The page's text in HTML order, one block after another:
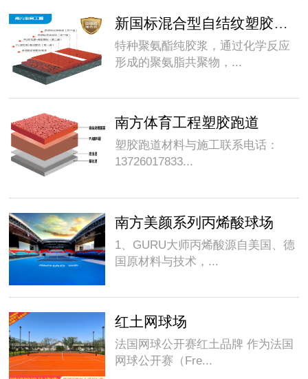
特种聚氨酯纯胶浆，通过化学反应
形成的聚氨脂共聚物，...
南方体育工程塑胶跑道
塑胶跑道材料与施工联系电话：
13726017833...
南方美颜系列丙烯酸球场
1、GURU大师丙烯酸源自美国、德
国原材料与技术，...
红土网球场
法国网球公开赛红土品牌 作为法国
网球公开赛（Fre...